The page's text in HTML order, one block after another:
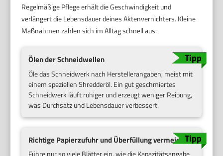
Regelmäßige Pflege erhält die Geschwindigkeit und
verlängert die Lebensdauer deines Aktenvernichters. Kleine
Maßnahmen zahlen sich im Alltag schnell aus.
Ölen der Schneidwellen
Öle das Schneidwerk nach Herstellerangaben, meist mit
einem speziellen Shredderöl. Ein gut geschmiertes
Schneidwerk läuft ruhiger und erzeugt weniger Reibung,
was Durchsatz und Lebensdauer verbessert.
Richtige Papierzufuhr und Überfüllung vermeiden
Führe nur so viele Blätter ein, wie die Kapazitätsangabe